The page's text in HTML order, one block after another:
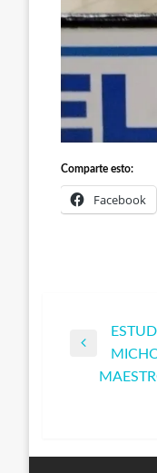
Comparte esto:
Facebook
Entrada
anterior